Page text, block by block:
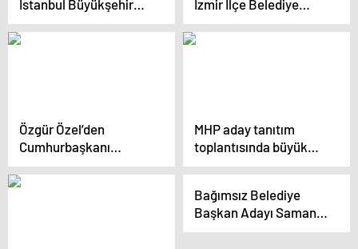
İstanbul Büyükşehir
Belediye Başkan Adayı
Mehmet Altınöz ve ilçe
İzmir İlçe Belediye
Başkan Adayları
Tanıtıldı
Özgür Özel’den
Cumhurbaşkanı
Erdoğan’a “Kışkırtma”
Yanıtı: “Keşke
MHP aday tanıtım
toplantısında büyük
coşku
Bağımsız Belediye
Başkan Adayı Saman
Yüklü Traktörle Seçim